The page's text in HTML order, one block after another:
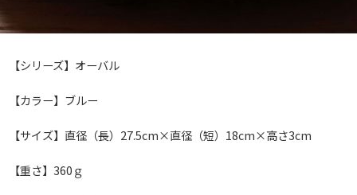
【シリーズ】オーバル
【カラー】ブルー
【サイズ】直径（長）27.5cm×直径（短）18cm×高さ3cm
【重さ】360ｇ